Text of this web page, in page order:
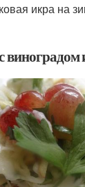
икра на
виноградом